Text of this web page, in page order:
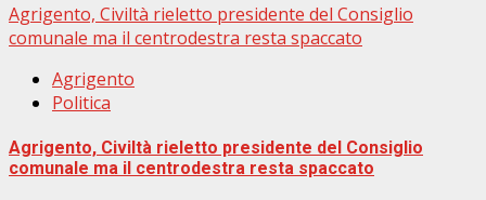
Agrigento, Civiltà rieletto presidente del Consiglio
comunale ma il centrodestra resta spaccato
Agrigento
Politica
Agrigento, Civiltà rieletto presidente del Consiglio
comunale ma il centrodestra resta spaccato